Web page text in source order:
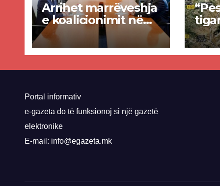
Arrihet marrëveshja
e koalicionimit në
parim mes Kurtit
dhe Abdixhikut
nis
Portal informativ
e-gazeta do të funksionoj si një gazetë
elektronike
E-mail: info@egazeta.mk